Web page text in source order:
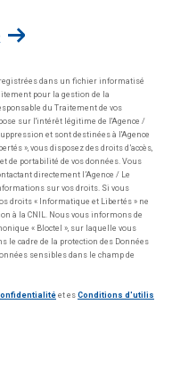
dans un fichier informatisé
pour la gestion de la
du Traitement de vos
sur l'intérêt légitime de l'Agence /
et sont destinées à l'Agence
», vous disposez des droits d’accès,
de portabilité de vos données. Vous
directement l’Agence / Le
sur vos droits. Si vous
droits « Informatique et Libertés » ne
à la CNIL. Nous vous informons de
« Bloctel », sur laquelle vous
le cadre de la protection des Données
sensibles dans le champ de
et es Conditions d'utilis